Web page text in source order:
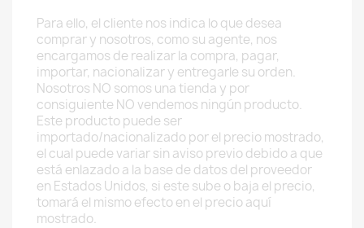
Para ello, el cliente nos indica lo que desea
comprar y nosotros, como su agente, nos
encargamos de realizar la compra, pagar,
importar, nacionalizar y entregarle su orden.
Nosotros NO somos una tienda y por
consiguiente NO vendemos ningún producto.
Este producto puede ser
importado/nacionalizado por el precio mostrado,
el cual puede variar sin aviso previo debido a que
está enlazado a la base de datos del proveedor
en Estados Unidos, si este sube o baja el precio,
tomará el mismo efecto en el precio aquí
mostrado.